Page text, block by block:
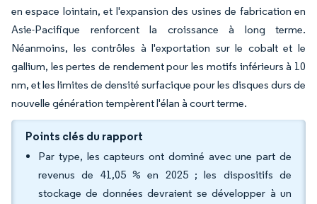
en espace lointain, et l'expansion des usines de fabrication en
Asie-Pacifique renforcent la croissance à long terme.
Néanmoins, les contrôles à l'exportation sur le cobalt et le
gallium, les pertes de rendement pour les motifs inférieurs à 10
nm, et les limites de densité surfacique pour les disques durs de
nouvelle génération tempèrent l'élan à court terme.
Points clés du rapport
Par type, les capteurs ont dominé avec une part de
revenus de 41,05 % en 2025 ; les dispositifs de
stockage de données devraient se développer à un